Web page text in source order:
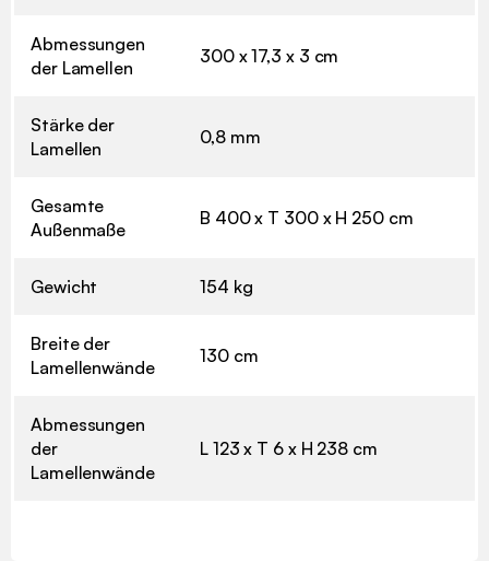
Abmessungen
der Lamellen
300 x 17,3 x 3 cm
Stärke der
Lamellen
0,8 mm
Gesamte
Außenmaße
B 400 x T 300 x H 250 cm
Gewicht 154 kg
Breite der
Lamellenwände
130 cm
Abmessungen
der
Lamellenwände
L 123 x T 6 x H 238 cm